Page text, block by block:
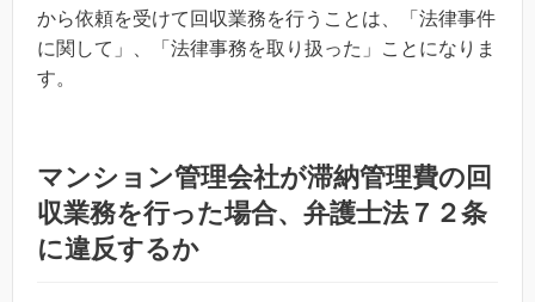
から依頼を受けて回収業務を行うことは、「法律事件
に関して」、「法律事務を取り扱った」ことになりま
す。
マンション管理会社が滞納管理費の回
収業務を行った場合、弁護士法７２条
に違反するか